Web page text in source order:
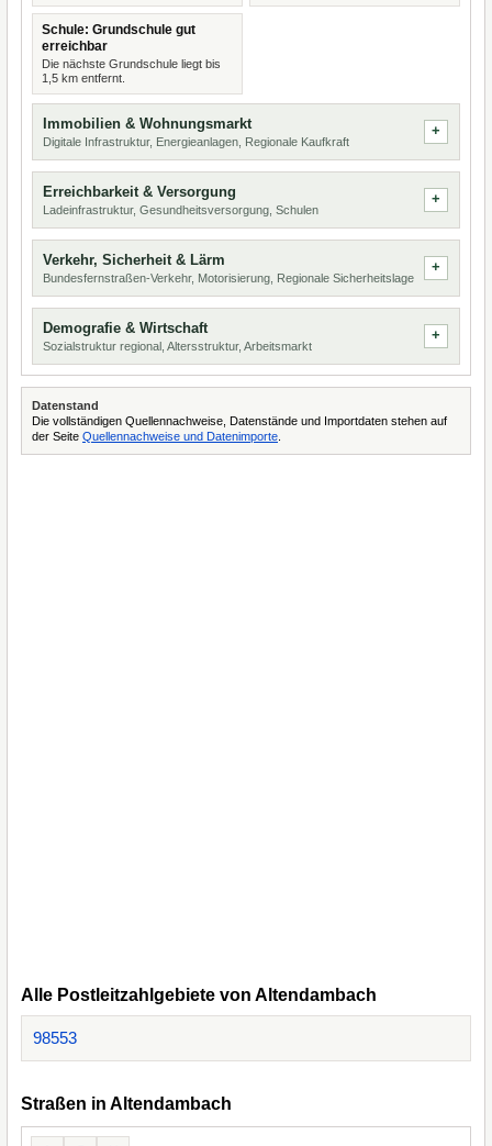
Schule: Grundschule gut
erreichbar
Die nächste Grundschule liegt bis
1,5 km entfernt.
Immobilien & Wohnungsmarkt
Digitale Infrastruktur, Energieanlagen, Regionale Kaufkraft
Erreichbarkeit & Versorgung
Ladeinfrastruktur, Gesundheitsversorgung, Schulen
Verkehr, Sicherheit & Lärm
Bundesfernstraßen-Verkehr, Motorisierung, Regionale Sicherheitslage
Demografie & Wirtschaft
Sozialstruktur regional, Altersstruktur, Arbeitsmarkt
Datenstand
Die vollständigen Quellennachweise, Datenstände und Importdaten stehen auf
der Seite Quellennachweise und Datenimporte
Alle Postleitzahlgebiete von Altendambach
98553
Straßen in Altendambach